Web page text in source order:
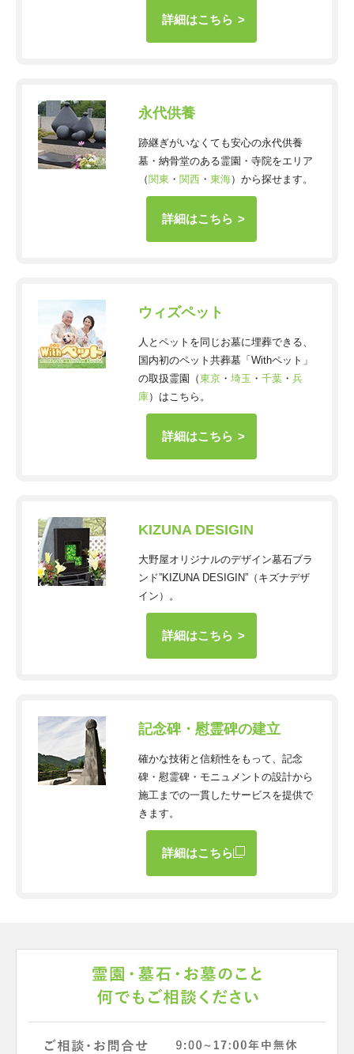
詳細はこちら
永代供養
跡継ぎがいなくても安心の永代供養
墓・納骨堂のある霊園・寺院をエリア
（ 関東 ・ 関西・ 東海）から探せます。
詳細はこちら
ウィズペット
人とペットを同じお墓に埋葬できる、
国内初のペット共葬墓「Withペット」
の取扱霊園（東京・ 埼玉 ・ 千葉・ 兵
庫）はこちら。
詳細はこちら
KIZUNA DESIGIN
大野屋オリジナルのデザイン墓石ブラ
ンド”KIZUNA DESIGIN”（キズナデザ
イン）。
詳細はこちら
記念碑・慰霊碑の建立
確かな技術と信頼性をもって、記念
碑・慰霊碑・モニュメントの設計から
施工までの一貫したサービスを提供で
きます。
詳細はこちら